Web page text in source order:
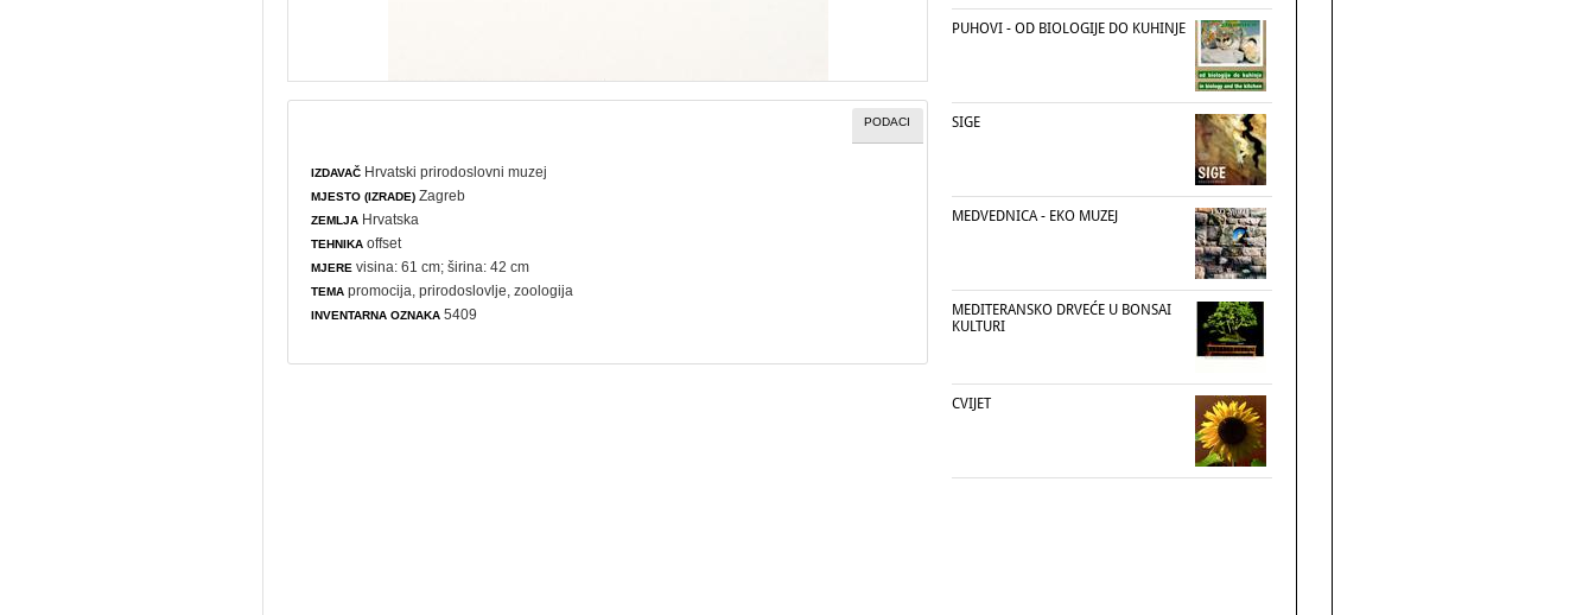
PODACI
IZDAVAČ Hrvatski prirodoslovni muzej
MJESTO (IZRADE) Zagreb
ZEMLJA Hrvatska
TEHNIKA offset
MJERE visina: 61 cm; širina: 42 cm
TEMA promocija ,prirodoslovlje ,zoologija
INVENTARNA OZNAKA 5409
PUHOVI - OD BIOLOGIJE DO KUHINJE
SIGE
MEDVEDNICA - EKO MUZEJ
MEDITERANSKO DRVEĆE U BONSAI
KULTURI
CVIJET